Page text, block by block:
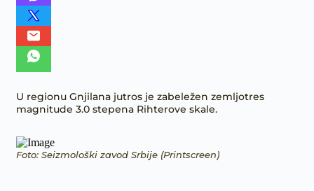
U regionu Gnjilana jutros je zabeležen zemljotres
magnitude 3.0 stepena Rihterove skale.
Foto: Seizmološki zavod Srbije (Printscreen)